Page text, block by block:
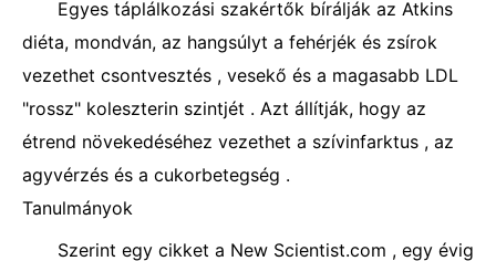
Egyes táplálkozási szakértők bírálják az Atkins
diéta, mondván, az hangsúlyt a fehérjék és zsírok
vezethet csontvesztés , vesekő és a magasabb LDL
"rossz" koleszterin szintjét . Azt állítják, hogy az
étrend növekedéséhez vezethet a szívinfarktus , az
agyvérzés és a cukorbetegség .
Tanulmányok
Szerint egy cikket a New Scientist.com , egy évig